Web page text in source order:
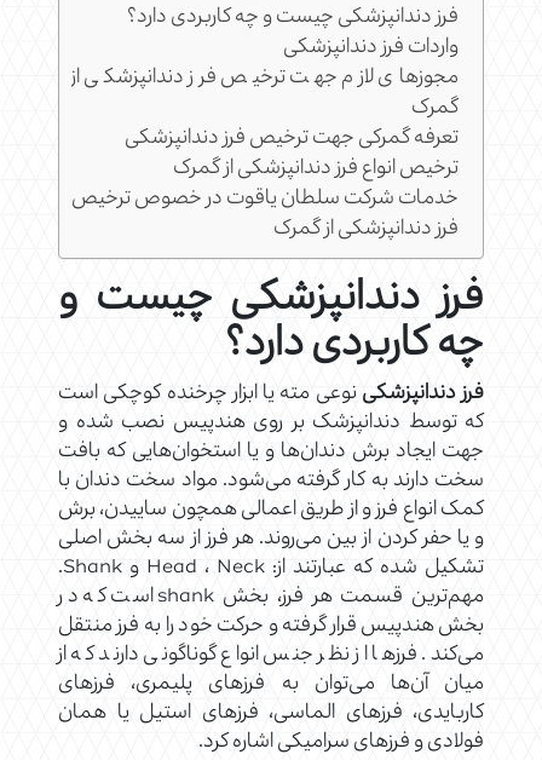
فرز دندانپزشکی چیست و چه کاربردی دارد؟
واردات فرز دندانپزشکی
مجوزهای لازم جهت ترخیص فرز دندانپزشکی از
گمرک
تعرفه گمرکی جهت ترخیص فرز دندانپزشکی
ترخیص انواع فرز دندانپزشکی از گمرک
خدمات شرکت سلطان یاقوت در خصوص ترخیص
فرز دندانپزشکی از گمرک
فرز دندانپزشکی چیست و
چه کاربردی دارد؟
فرز دندانپزشکی نوعی مته یا ابزار چرخنده کوچکی است
که توسط دندانپزشک بر روی هندپیس نصب شده و
جهت ایجاد برش دندان‌ها و یا استخوان‌هایی که بافت
سخت دارند به کار گرفته می‌شود. مواد سخت دندان با
کمک انواع فرز و از طریق اعمالی همچون ساییدن، برش
و یا حفر کردن از بین می‌روند. هر فرز از سه بخش اصلی
تشکیل شده که عبارتند از: Head ، Neck و Shank.
مهم‌ترین قسمت هر فرز، بخش shank است که در
بخش هندپیس قرار گرفته و حرکت خود را به فرز منتقل
می‌کند. فرزها از نظر جنس انواع گوناگونی دارند که از
میان آن‌ها می‌توان به فرزهای پلیمری، فرزهای
کاربایدی، فرزهای الماسی، فرزهای استیل یا همان
فولادی و فرزهای سرامیکی اشاره کرد.